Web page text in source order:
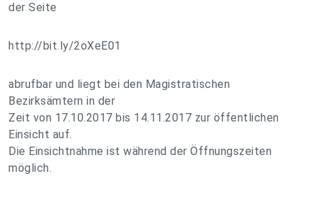
der Seite
http://bit.ly/2oXeE01
abrufbar und liegt bei den Magistratischen
Bezirksämtern in der
Zeit von 17.10.2017 bis 14.11.2017 zur öffentlichen
Einsicht auf.
Die Einsichtnahme ist während der Öffnungszeiten
möglich.